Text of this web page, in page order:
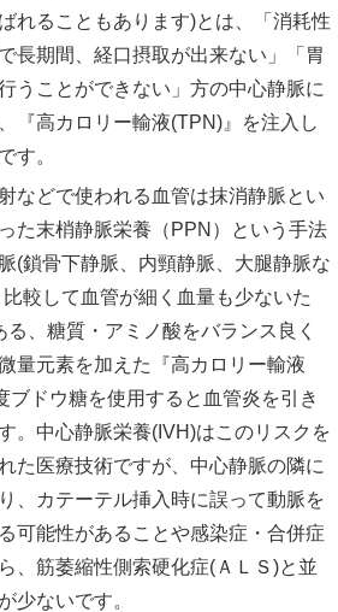
れることもあります)とは、「消耗性
長期間、経口摂取が出来ない」「胃
うことができない」方の中心静脈に
『高カロリー輸液(TPN)』を注入し
す。
などで使われる血管は抹消静脈とい
た末梢静脈栄養（PPN）という手法
(鎖骨下静脈、内頸静脈、大腿静脈な
較して血管が細く血量も少ないた
、糖質・アミノ酸をバランス良く
量元素を加えた『高カロリー輸液
ブドウ糖を使用すると血管炎を引き
。中心静脈栄養(IVH)はこのリスクを
た医療技術ですが、中心静脈の隣に
、カテーテル挿入時に誤って動脈を
可能性があることや感染症・合併症
、筋萎縮性側索硬化症(ＡＬＳ)と並
少ないです。